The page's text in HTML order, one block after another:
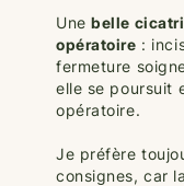
Unebelle
opératoire :
fermeture
elle se poursuit
opératoire.
Je préfère
consignes, car